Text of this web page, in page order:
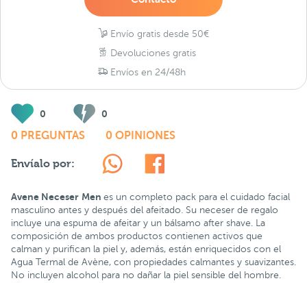
Envío gratis desde 50€
Devoluciones gratis
Envíos en 24/48h
0 0
0 PREGUNTAS 0 OPINIONES
Envíalo por:
Avene Neceser Men es un completo pack para el cuidado facial
masculino antes y después del afeitado. Su neceser de regalo
incluye una espuma de afeitar y un bálsamo after shave. La
composición de ambos productos contienen activos que
calman y purifican la piel y, además, están enriquecidos con el
Agua Termal de Avène, con propiedades calmantes y suavizantes.
No incluyen alcohol para no dañar la piel sensible del hombre.